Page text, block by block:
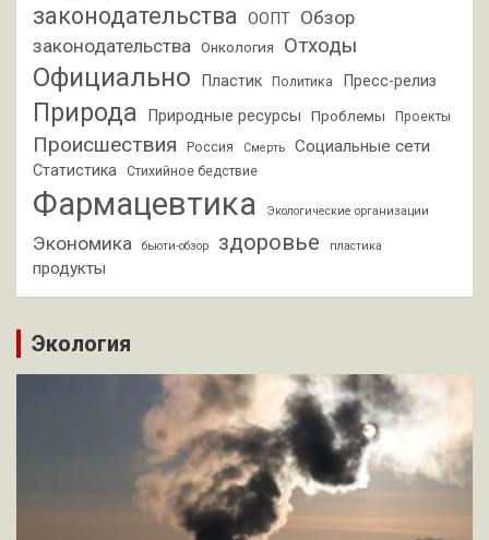
законодательства
ООПТ Обзор
законодательства
Онкология Отходы
Официально Пластик Политика Пресс-релиз
Природа Природные ресурсы Проблемы Проекты
Происшествия Россия Смерть Социальные сети
Статистика Стихийное бедствие
Фармацевтика Экологические организации
Экономика бьюти-обзор здоровье пластика
продукты
Экология